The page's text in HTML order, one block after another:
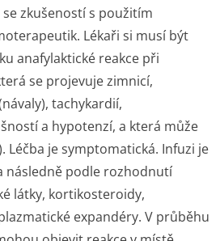
zkušeností s použitím
Lékaři si musí být
anafylaktické reakce při
se projevuje zimnicí,
tachykardií,
a hypotenzí, a která může
Léčba je symptomatická. Infuzi je
následně podle rozhodnutí
látky, kortikosteroidy,
expandéry. V průběhu